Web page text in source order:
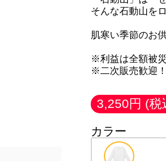
そんな石動山を
肌寒い季節のお
※利益は全額被
※二次販売歓迎
3,250円 (税
カラー